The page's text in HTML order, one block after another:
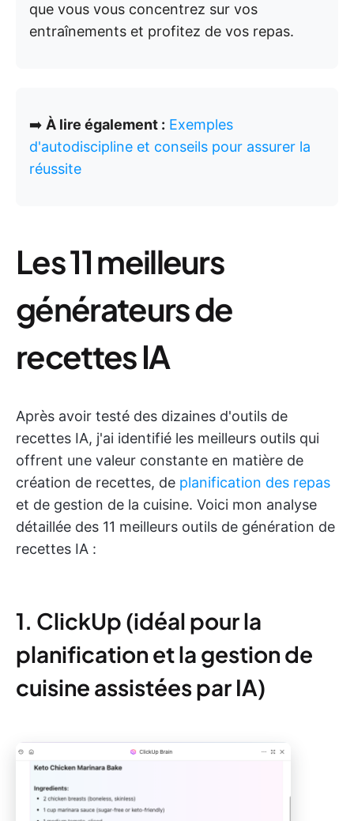
que vous vous concentrez sur vos
entraînements et profitez de vos repas.
➡️ À lire également : Exemples
d'autodiscipline et conseils pour assurer la
réussite
Les 11 meilleurs
générateurs de
recettes IA
Après avoir testé des dizaines d'outils de
recettes IA, j'ai identifié les meilleurs outils qui
offrent une valeur constante en matière de
création de recettes, de planification des repas
et de gestion de la cuisine. Voici mon analyse
détaillée des 11 meilleurs outils de génération de
recettes IA :
1. ClickUp (idéal pour la
planification et la gestion de
cuisine assistées par IA)